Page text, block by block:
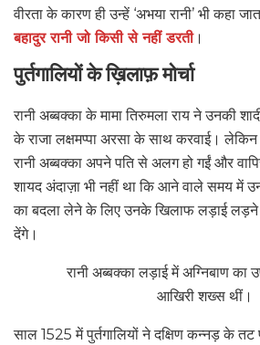
वीरता के कारण ही उन्हें ‘अभया रानी’ भी कहा
बहादुर रानी जो किसी से नहीं डरती।
पुर्तगालियों के ख़िलाफ़ मोर्चा
रानी अब्बक्का के मामा तिरुमला राय ने उनकी
के राजा लक्षमप्पा अरसा के साथ करवाई।
रानी अब्बक्का अपने पति से अलग हो गईं और
शायद अंदाज़ा भी नहीं था कि आने वाले समय में
का बदला लेने के लिए उनके खिलाफ लड़ाई लड़ने
देंगे।
रानी अब्बक्का लड़ाई में अग्निबाण का
आखिरी शख्स थीं।
साल 1525 में पुर्तगालियों ने दक्षिण कन्नड़ के